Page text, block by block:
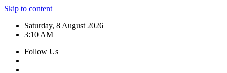
Skip to content
Saturday, 8 August 2026
3:10 AM
Follow Us